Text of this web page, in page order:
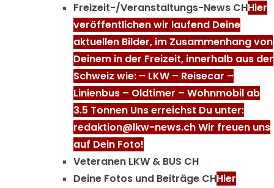
Freizeit-/Veranstaltungs-News CHHier
veröffentlichen wir laufend Deine
aktuellen Bilder, im Zusammenhang von
Deinem in der Freizeit, innerhalb aus der
Schweiz wie: – LKW – Reisecar –
Linienbus – Oldtimer – Wohnmobil ab
3.5 Tonnen Uns erreichst Du unter:
redaktion@lkw-news.ch Wir freuen uns
auf Dein Foto!
Veteranen LKW & BUS CH
Deine Fotos und Beiträge CHHier